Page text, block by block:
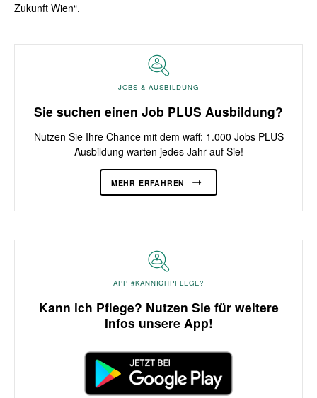
Zukunft Wien“.
JOBS & AUSBILDUNG
Sie suchen einen Job PLUS Ausbildung?
Nutzen Sie Ihre Chance mit dem waff: 1.000 Jobs PLUS
Ausbildung warten jedes Jahr auf Sie!
MEHR ERFAHREN
APP #KANNICHPFLEGE?
Kann ich Pflege? Nutzen Sie für weitere
Infos unsere App!